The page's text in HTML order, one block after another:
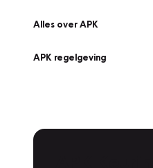
Alles over APK
APK regelgeving